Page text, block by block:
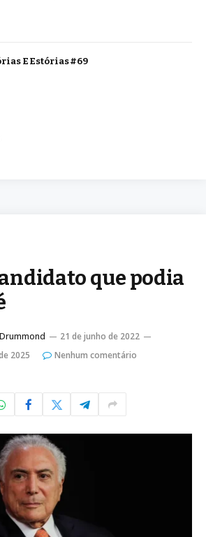
E Estórias #69
que podia
21 de junho de 2022
2025
Nenhum comentário